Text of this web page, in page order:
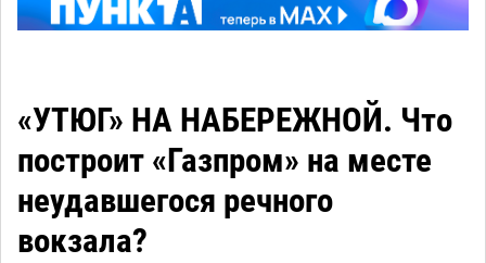
«УТЮГ» НА НАБЕРЕЖНОЙ. Что
построит «Газпром» на месте
неудавшегося речного
вокзала?